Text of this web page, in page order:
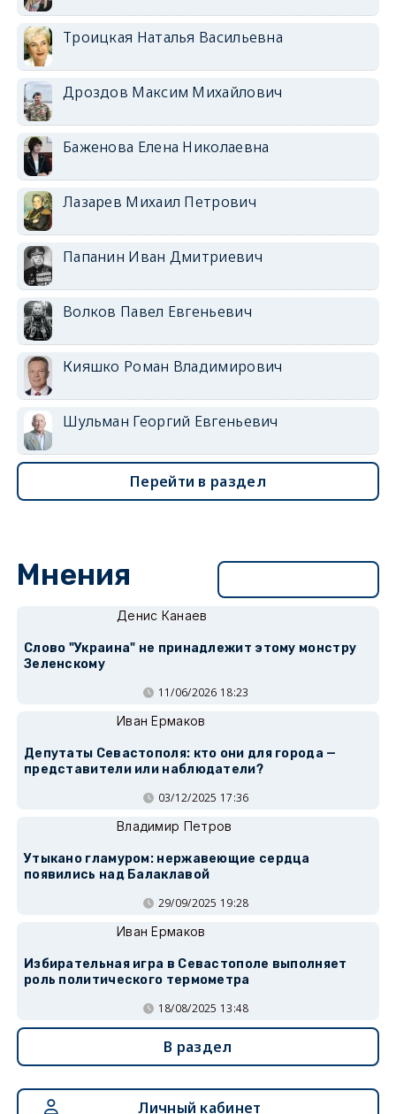
Троицкая Наталья Васильевна
Дроздов Максим Михайлович
Баженова Елена Николаевна
Лазарев Михаил Петрович
Папанин Иван Дмитриевич
Волков Павел Евгеньевич
Кияшко Роман Владимирович
Шульман Георгий Евгеньевич
Перейти в раздел
Мнения
Денис Канаев
Слово "Украина" не принадлежит этому монстру
Зеленскому
11/06/2026 18:23
Иван Ермаков
Депутаты Севастополя: кто они для города —
представители или наблюдатели?
03/12/2025 17:36
Владимир Петров
Утыкано гламуром: нержавеющие сердца
появились над Балаклавой
29/09/2025 19:28
Иван Ермаков
Избирательная игра в Севастополе выполняет
роль политического термометра
18/08/2025 13:48
В раздел
Личный кабинет